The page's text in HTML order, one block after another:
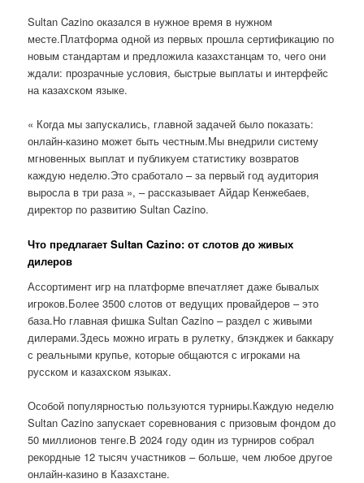
Sultan Cazino оказался в нужное время в нужном
месте.Платформа одной из первых прошла сертификацию по
новым стандартам и предложила казахстанцам то, чего они
ждали: прозрачные условия, быстрые выплаты и интерфейс
на казахском языке.
« Когда мы запускались, главной задачей было показать:
онлайн-казино может быть честным.Мы внедрили систему
мгновенных выплат и публикуем статистику возвратов
каждую неделю.Это сработало – за первый год аудитория
выросла в три раза », – рассказывает Айдар Кенжебаев,
директор по развитию Sultan Cazino.
Что предлагает Sultan Cazino: от слотов до живых
дилеров
Ассортимент игр на платформе впечатляет даже бывалых
игроков.Более 3500 слотов от ведущих провайдеров – это
база.Но главная фишка Sultan Cazino – раздел с живыми
дилерами.Здесь можно играть в рулетку, блэкджек и баккару
с реальными крупье, которые общаются с игроками на
русском и казахском языках.
Особой популярностью пользуются турниры.Каждую неделю
Sultan Cazino запускает соревнования с призовым фондом до
50 миллионов тенге.В 2024 году один из турниров собрал
рекордные 12 тысяч участников – больше, чем любое другое
онлайн-казино в Казахстане.